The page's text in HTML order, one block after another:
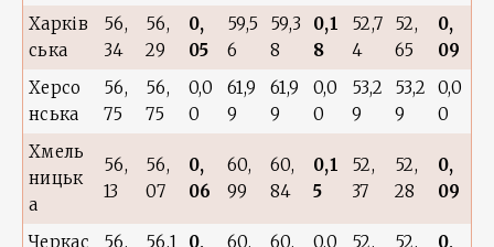
Харків
ська
56,
34
56,
29
0,
05
59,5
6
59,3
8
0,1
8
52,7
4
52,
65
0,
09
Херсо
нська
56,
75
56,
75
0,0
0
61,9
9
61,9
9
0,0
0
53,2
9
53,2
9
0,0
0
Хмель
ницьк
а
56,
13
56,
07
0,
06
60,
99
60,
84
0,1
5
52,
37
52,
28
0,
09
Черкас
56,
56,1
0,
60,
60,
0,0
52,
52,
0,